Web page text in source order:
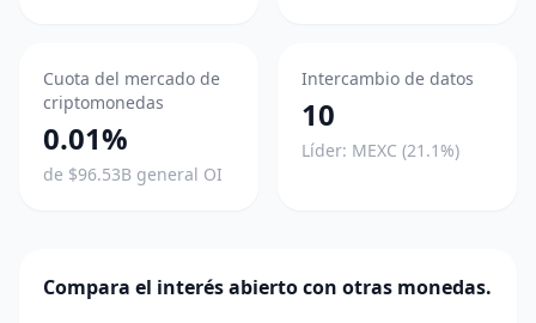
Cuota del mercado de
criptomonedas
0.01%
de $96.53B general OI
Intercambio de datos
10
Líder: MEXC (21.1%)
Compara el interés abierto con otras monedas.